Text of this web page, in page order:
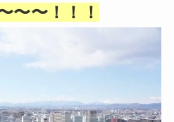
〜〜！！！